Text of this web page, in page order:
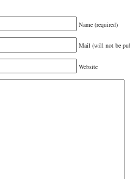
Name (required)
Mail (will not be
Website